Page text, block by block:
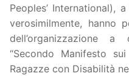
Peoples’ International),
verosimilmente, hanno
dell’organizzazione
“Secondo Manifesto
Ragazze con Disabilità